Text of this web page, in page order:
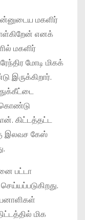
மகளிர்
எனக்
மகளிர்
மோடி மிகக்
இருக்கிறார்.
கொண்டு
கிட்டத்தட்ட
இலவச கேஸ்
பட்டா
மிக